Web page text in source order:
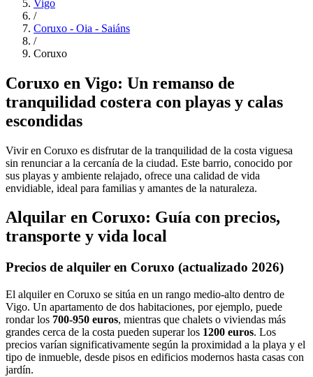
Vigo
/
Coruxo - Oia - Saiáns
/
Coruxo
Coruxo en Vigo: Un remanso de
tranquilidad costera con playas y calas
escondidas
Vivir en Coruxo es disfrutar de la tranquilidad de la costa viguesa
sin renunciar a la cercanía de la ciudad. Este barrio, conocido por
sus playas y ambiente relajado, ofrece una calidad de vida
envidiable, ideal para familias y amantes de la naturaleza.
Alquilar en Coruxo: Guía con precios,
transporte y vida local
Precios de alquiler en Coruxo (actualizado 2026)
El alquiler en Coruxo se sitúa en un rango medio-alto dentro de
Vigo. Un apartamento de dos habitaciones, por ejemplo, puede
rondar los 700-950 euros, mientras que chalets o viviendas más
grandes cerca de la costa pueden superar los 1200 euros. Los
precios varían significativamente según la proximidad a la playa y el
tipo de inmueble, desde pisos en edificios modernos hasta casas con
jardín.